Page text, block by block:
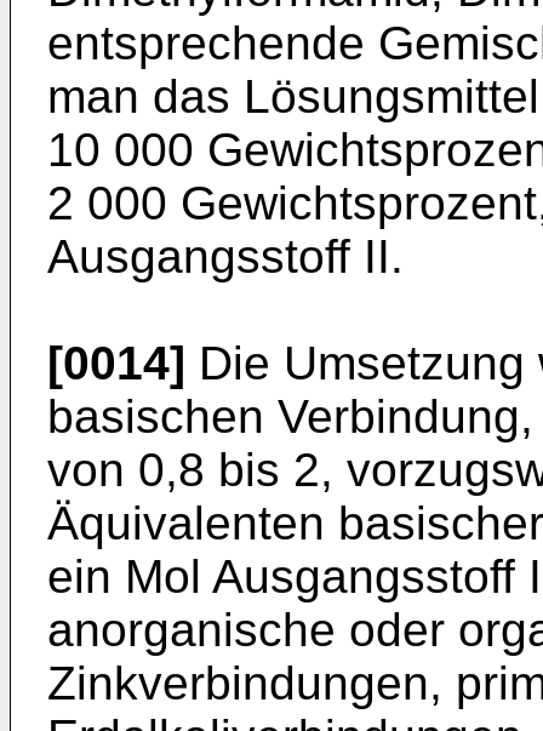
entsprechende
man das
10 000
2 000
Ausgangsstoff II.
[0014] Die
basischen
von 0,8 bis 2,
Äquivalenten
ein Mol Ausgangsstoff
anorganische oder
Zinkverbindungen,